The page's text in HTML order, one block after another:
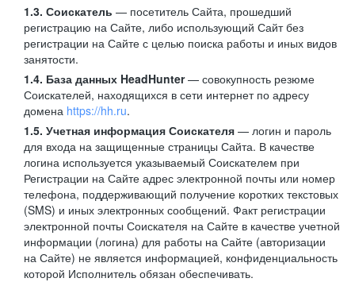
1.3. Соискатель — посетитель Сайта, прошедший
регистрацию на Сайте, либо использующий Сайт без
регистрации на Сайте с целью поиска работы и иных видов
занятости.
1.4. База данных HeadHunter— совокупность резюме
Соискателей, находящихся в сети интернет по адресу
домена https://hh.ru.
1.5. Учетная информация Соискателя — логин и пароль
для входа на защищенные страницы Сайта. В качестве
логина используется указываемый Соискателем при
Регистрации на Сайте адрес электронной почты или номер
телефона, поддерживающий получение коротких текстовых
(SMS) и иных электронных сообщений. Факт регистрации
электронной почты Соискателя на Сайте в качестве учетной
информации (логина) для работы на Сайте (авторизации
на Сайте) не является информацией, конфиденциальность
которой Исполнитель обязан обеспечивать.